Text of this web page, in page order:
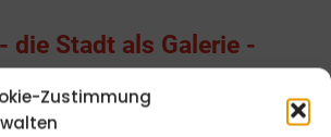
Zustimmung
die Stadt als Galerie -
5